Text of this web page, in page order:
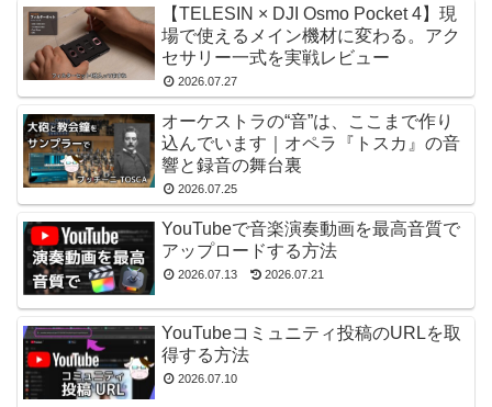
【TELESIN × DJI Osmo Pocket 4】現
場で使えるメイン機材に変わる。アク
セサリー一式を実戦レビュー
2026.07.27
オーケストラの“音”は、ここまで作り
込んでいます｜オペラ『トスカ』の音
響と録音の舞台裏
2026.07.25
YouTubeで音楽演奏動画を最高音質で
アップロードする方法
2026.07.13 2026.07.21
YouTubeコミュニティ投稿のURLを取
得する方法
2026.07.10